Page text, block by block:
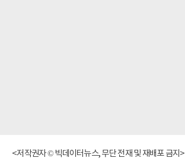
<저작권자 © 빅데이터뉴스, 무단 전재 및 재배포 금지>